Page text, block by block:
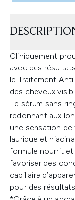
Cliniquement
avec des
le Traitement
des cheveux
Le sérum sans
redonnant aux
une sensation de
laurique et
formule nourrit et
favoriser des
capillaire
pour des